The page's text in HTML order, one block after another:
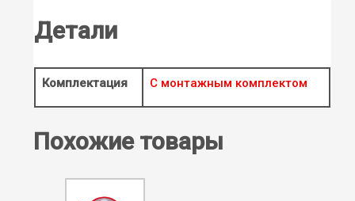
Детали
Комплектация С монтажным комплектом
Похожие товары